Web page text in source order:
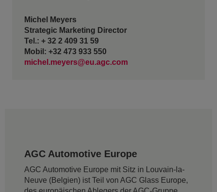
Michel Meyers
Strategic Marketing Director
Tel.: + 32 2 409 31 59
Mobil: +32 473 933 550
michel.meyers@eu.agc.com
AGC Automotive Europe
AGC Automotive Europe mit Sitz in Louvain-la-
Neuve (Belgien) ist Teil von AGC Glass Europe,